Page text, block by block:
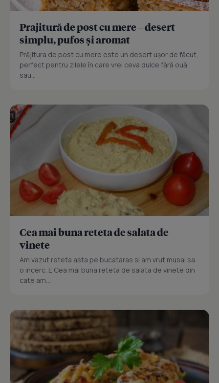
Prajitură de post cu mere – desert
simplu, pufos și aromat
Prăjitura de post cu mere este un desert ușor de făcut,
perfect pentru zilele în care vrei ceva dulce fără ouă
sau...
Cea mai buna reteta de salata de
vinete
Am vazut reteta asta pe bucataras si am vrut musai sa
o incerc. E Cea mai buna reteta de salata de vinete din
cate am...